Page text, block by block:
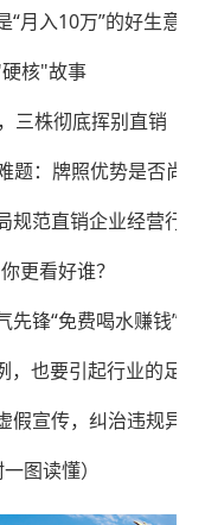
月入10万”的好生意？
核"故事
三株彻底挥别直销
：牌照优势是否尚存
范直销企业经营行为
更看好谁？
锋“免费喝水赚钱”靠
，也要引起行业的足
假宣传，纠治违规异
图读懂）